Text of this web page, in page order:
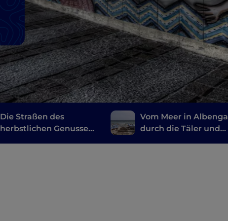
Die Straßen des
herbstlichen Genusses
Vom Meer in Albenga
durch die Täler und